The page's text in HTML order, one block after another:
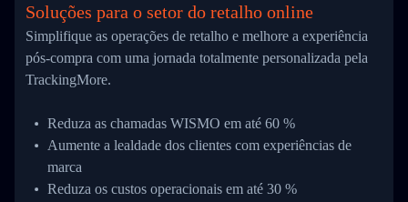
Soluções para o setor do retalho online
Simplifique as operações de retalho e melhore a experiência
pós-compra com uma jornada totalmente personalizada pela
TrackingMore.
Reduza as chamadas WISMO em até 60 %
Aumente a lealdade dos clientes com experiências de
marca
Reduza os custos operacionais em até 30 %